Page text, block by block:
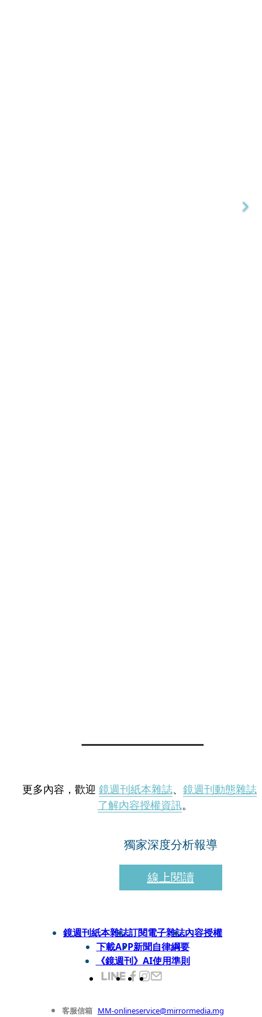
更多內容，歡迎 鏡週刊紙本雜誌、 鏡週刊動態雜誌
了解內容授權資訊。
獨家深度分析報導
線上閱讀
鏡週刊紙本雜誌訂閱電子雜誌內容授權
下載APP新聞自律綱要
《鏡週刊》AI使用準則
客服信箱 MM-onlineservice@mirrormedia.mg